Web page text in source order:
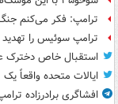
ترامپ: فکر می‌کنم جنگ
ترامپ سوئیس را تهدید
استقبال خاص دخترک
ایالات متحده واقعاً
افشاگری برادرزاده